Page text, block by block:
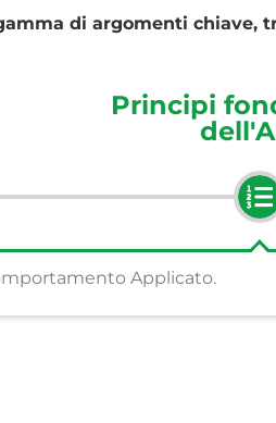
di argomenti chiave,
Principi
Applicato.